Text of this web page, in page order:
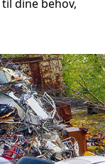
dine behov,